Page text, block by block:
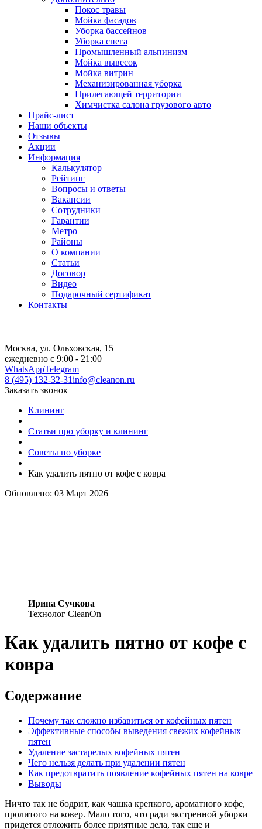
Покос травы
Мойка фасадов
Уборка бассейнов
Уборка снега
Промышленный альпинизм
Мойка вывесок
Мойка витрин
Механизированная уборка
Прилегающей территории
Химчистка салона грузового авто
Прайс-лист
Наши объекты
Отзывы
Акции
Информация
Калькулятор
Рейтинг
Вопросы и ответы
Вакансии
Сотрудники
Гарантии
Метро
Районы
О компании
Статьи
Договор
Видео
Подарочный сертификат
Контакты
Москва, ул. Ольховская, 15
ежедневно с 9:00 - 21:00
WhatsAppTelegram
8 (495) 132-32-31info@cleanon.ru
Заказать звонок
Клининг
Статьи про уборку и клининг
Советы по уборке
Как удалить пятно от кофе с ковра
Обновлено: 03 Март 2026
Ирина Сучкова
Технолог CleanOn
Как удалить пятно от кофе с
ковра
Содержание
Почему так сложно избавиться от кофейных пятен
Эффективные способы выведения свежих кофейных
пятен
Удаление застарелых кофейных пятен
Чего нельзя делать при удалении пятен
Как предотвратить появление кофейных пятен на ковре
Выводы
Ничто так не бодрит, как чашка крепкого, ароматного кофе,
пролитого на ковер. Мало того, что ради экстренной уборки
придется отложить более приятные дела, так еще и